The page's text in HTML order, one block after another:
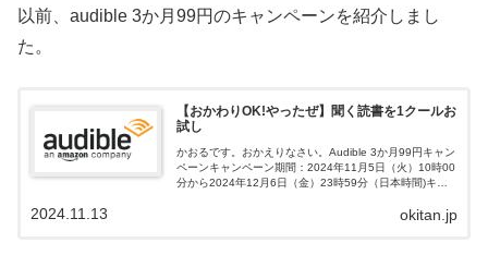
以前、audible 3か月99円のキャンペーンを紹介しまし
た。
【おかわりOK!やったぜ】聞く読書を1クールお
試し
かおるです。おかえりなさい。Audible 3か月99円キャン
ペーンキャンペーン期間：2024年11月5日（火）10時00
分から2024年12月6日（金）23時59分（日本時間)キャ
okitan.jp
2024.11.13